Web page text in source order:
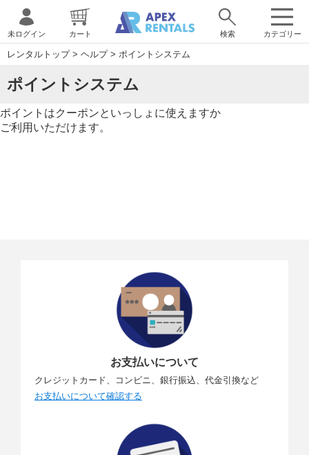
カテゴリー
未ログイン カート 検索
レンタルトップ> ヘルプ> ポイントシステム
ポイントシステム
ポイントはクーポンといっしょに使えますか
ご利用いただけます。
お支払いについて
クレジットカード、コンビニ、銀行振込、代金引換など
お支払いについて確認する